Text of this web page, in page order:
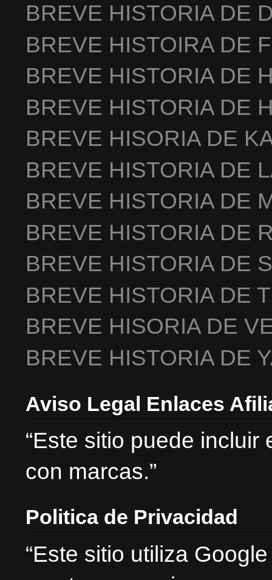
BREVE HISTORIA DE
BREVE HISTOIRA DE
BREVE HISTORIA DE
BREVE HISTORIA DE
BREVE HISORIA DE
BREVE HISTORIA DE
BREVE HISTORIA DE
BREVE HISTORIA DE
BREVE HISTORIA DE
BREVE HISTORIA DE
BREVE HISORIA DE
BREVE HISTORIA DE
Aviso Legal Enlaces
“Este sitio puede
con marcas.”
Politica de Privacidad
“Este sitio utiliza